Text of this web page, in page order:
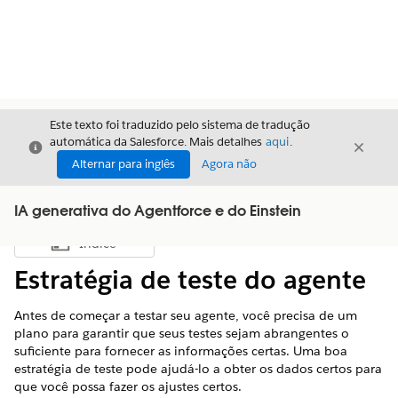
Fechar
Este texto foi traduzido pelo sistema de tradução
automática da Salesforce. Mais detalhes aqui.
Alternar para inglês
Agora não
Fechar
IA generativa do Agentforce e do Einstein
Mostrar índice
Índice
Estratégia de teste do agente
Antes de começar a testar seu agente, você precisa de um
plano para garantir que seus testes sejam abrangentes o
suficiente para fornecer as informações certas. Uma boa
estratégia de teste pode ajudá-lo a obter os dados certos para
que você possa fazer os ajustes certos.